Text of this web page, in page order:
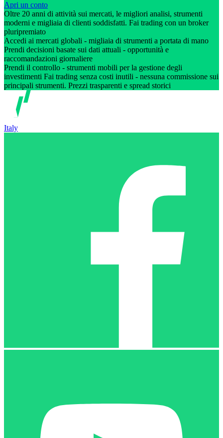
Apri un conto
Oltre 20 anni di attività sui mercati, le migliori analisi, strumenti
moderni e migliaia di clienti soddisfatti. Fai trading con un broker
pluripremiato
Accedi ai mercati globali - migliaia di strumenti a portata di mano
Prendi decisioni basate sui dati attuali - opportunità e
raccomandazioni giornaliere
Prendi il controllo - strumenti mobili per la gestione degli
investimenti Fai trading senza costi inutili - nessuna commissione sui
principali strumenti. Prezzi trasparenti e spread storici
Italy